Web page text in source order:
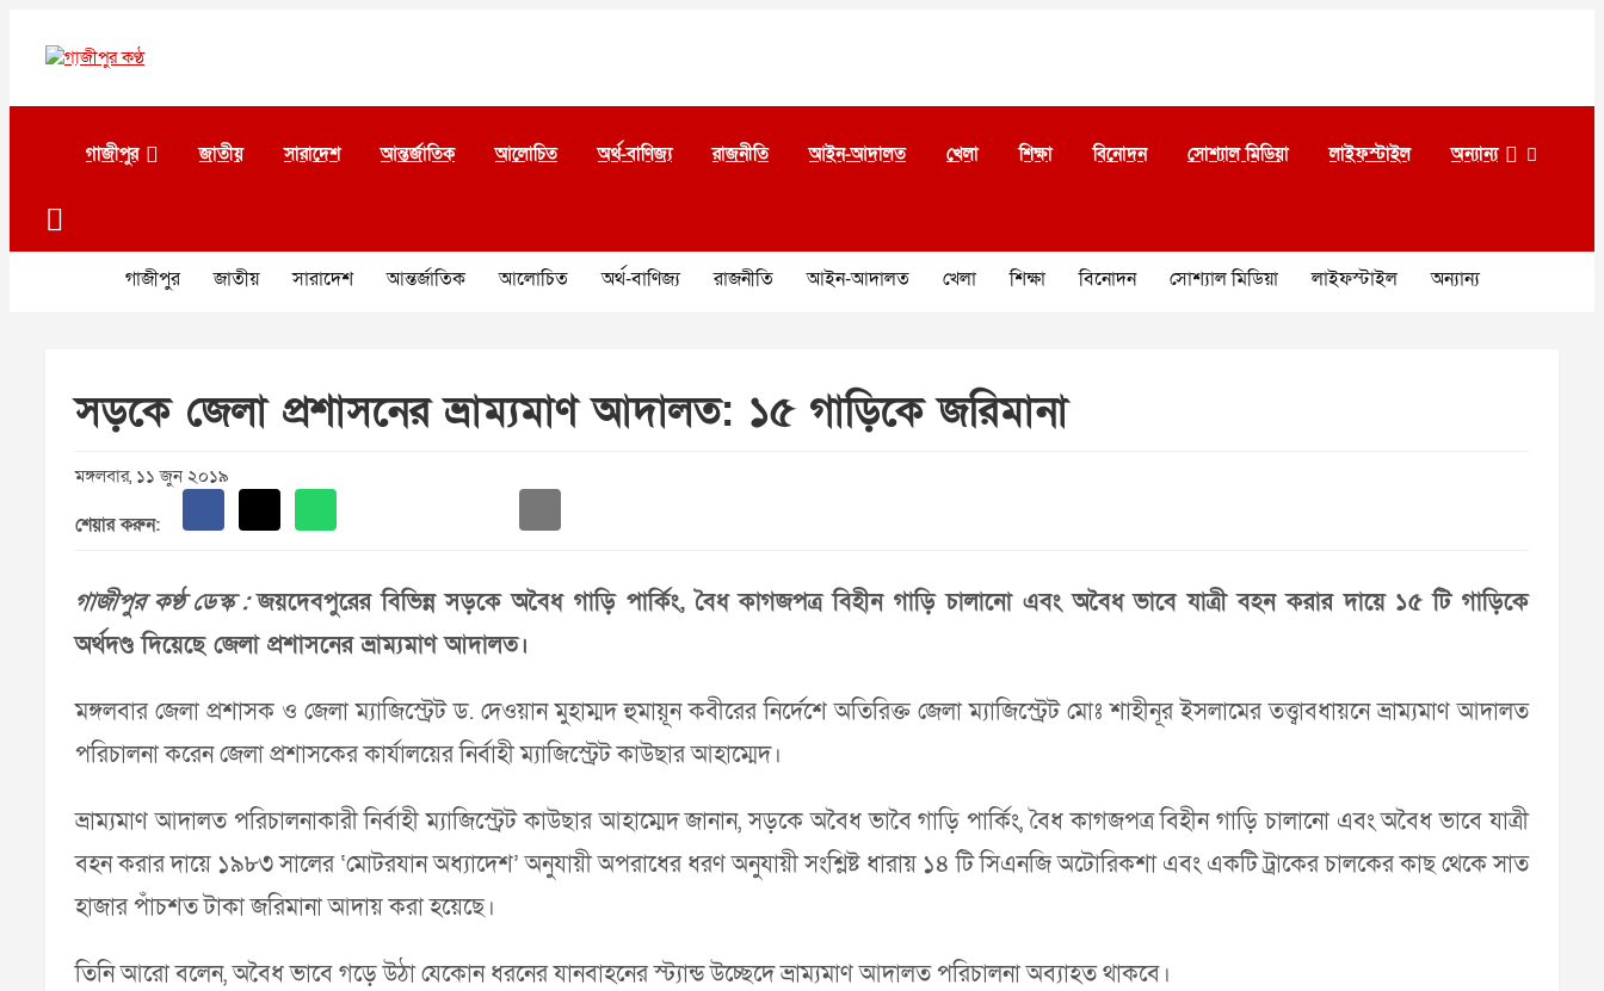
contentগাজীপুর কণ্ঠ
গাজীপুর জাতীয় সারাদেশ আন্তর্জাতিক আলোচিত অর্থ-বাণিজ্য রাজনীতি আইন-আদালত খেলা শিক্ষা বিনোদন সোশ্যাল মিডিয়া লাইফস্টাইল অন্যান্য
গাজীপুর জাতীয় সারাদেশ আন্তর্জাতিক আলোচিত অর্থ-বাণিজ্য রাজনীতি আইন-আদালত খেলা শিক্ষা বিনোদন সোশ্যাল মিডিয়া লাইফস্টাইল অন্যান্য
সড়কে জেলা প্রশাসনের ভ্রাম্যমাণ আদালত: ১৫ গাড়িকে জরিমানা
মঙ্গলবার, ১১ জুন ২০১৯
শেয়ার করুন:
গাজীপুর কণ্ঠ ডেস্ক :জয়দেবপুরের বিভিন্ন সড়কে অবৈধ গাড়ি পার্কিং, বৈধ কাগজপত্র বিহীন গাড়ি চালানো এবং অবৈধ ভাবে যাত্রী বহন করার দায়ে ১৫ টি গাড়িকে
অর্থদণ্ড দিয়েছে জেলা প্রশাসনের ভ্রাম্যমাণ আদালত।
মঙ্গলবার জেলা প্রশাসক ও জেলা ম্যাজিস্ট্রেট ড. দেওয়ান মুহাম্মদ হুমায়ূন কবীরের নির্দেশে অতিরিক্ত জেলা ম্যাজিস্ট্রেট মোঃ শাহীনূর ইসলামের তত্ত্বাবধায়নে ভ্রাম্যমাণ আদালত
পরিচালনা করেন জেলা প্রশাসকের কার্যালয়ের নির্বাহী ম্যাজিস্ট্রেট কাউছার আহাম্মেদ।
ভ্রাম্যমাণ আদালত পরিচালনাকারী নির্বাহী ম্যাজিস্ট্রেট কাউছার আহাম্মেদ জানান, সড়কে অবৈধ ভাবৈ গাড়ি পার্কিং, বৈধ কাগজপত্র বিহীন গাড়ি চালানো এবং অবৈধ ভাবে যাত্রী
বহন করার দায়ে ১৯৮৩ সালের ‘মোটরযান অধ্যাদেশ’ অনুযায়ী অপরাধের ধরণ অনুযায়ী সংশ্লিষ্ট ধারায় ১৪ টি সিএনজি অটোরিকশা এবং একটি ট্রাকের চালকের কাছ থেকে সাত
হাজার পাঁচশত টাকা জরিমানা আদায় করা হয়েছে।
তিনি আরো বলেন, অবৈধ ভাবে গড়ে উঠা যেকোন ধরনের যানবাহনের স্ট্যান্ড উচ্ছেদে ভ্রাম্যমাণ আদালত পরিচালনা অব্যাহত থাকবে।